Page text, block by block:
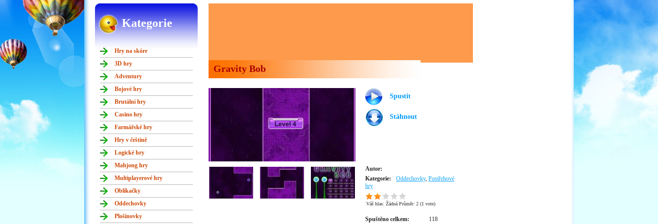
Kategorie
Hry na skóre
3D hry
Adventury
Bojové hry
Brutální hry
Casino hry
Farmářské hry
Hry v češtině
Logické hry
Mahjong hry
Multiplayerové hry
Oblíkačky
Oddechovky
Plošinovky
Gravity Bob
Spustit
Stáhnout
Autor:
Kategorie:
Oddechovky, Postřehové
hry
Váš hlas: Žádná Průměr: 2 (1 vote)
Spuštěno celkem:
118